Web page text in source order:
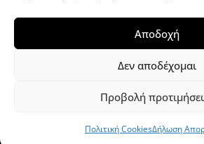
Αποδοχή
Δεν αποδέχομαι
Προβολή
Πολιτική CookiesΔήλωση
WordPress Theme|Viral Newsby